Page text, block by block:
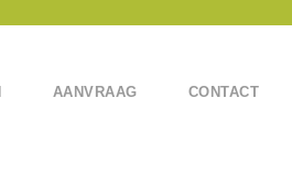
AANVRAAG CONTACT